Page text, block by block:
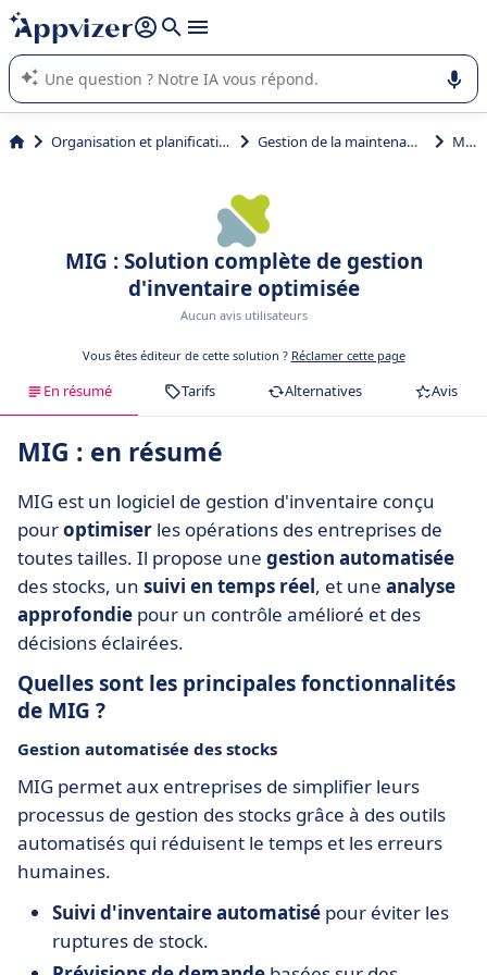
répondre (plusieurs lignes avec
L'IA de Appvizer vous guide dans l'utilisation ou la sélection de
logiciel SaaS en entreprise.
Organisation et planification Gestion de la maintenance MIG
MIG : Solution complète de gestion
d'inventaire optimisée
Aucun avis utilisateurs
Vous êtes éditeur de cette solution ? Réclamer cette page
En résumé Tarifs Alternatives Avis
MIG : en résumé
MIG est un logiciel de gestion d'inventaire conçu
pouroptimiser les opérations des entreprises de
toutes tailles. Il propose une gestion automatisée
des stocks, un suivi en temps réel, et une analyse
approfondie pour un contrôle amélioré et des
décisions éclairées.
Quelles sont les principales fonctionnalités
de MIG ?
Gestion automatisée des stocks
MIG permet aux entreprises de simplifier leurs
processus de gestion des stocks grâce à des outils
automatisés qui réduisent le temps et les erreurs
humaines.
Suivi d'inventaire automatisé pour éviter les
ruptures de stock.